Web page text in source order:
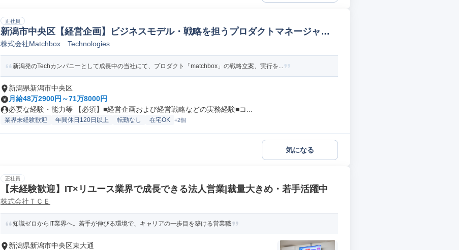
正社員
新潟市中央区【経営企画】ビジネスモデル・戦略を担うプロダクトマネージャー
経営企画
株式会社Matchbox Technologies
新潟発のTechカンパニーとして成長中の当社にて、プロダクト「matchbox」の戦略立案、実行を...
新潟県新潟市中央区
月給48万2900円～71万8000円
必要な経験・能力等 【必須】■経営企画および経営戦略などの実務経験■コ...
業界未経験歓迎 年間休日120日以上 転勤なし 在宅OK +2個
気になる
正社員
【未経験歓迎】IT×リユース業界で成長できる法人営業|裁量大きめ・若手活躍中
株式会社ＴＣＥ
知識ゼロからIT業界へ。若手が伸びる環境で、キャリアの一歩目を築ける営業職
新潟県新潟市中央区東大通